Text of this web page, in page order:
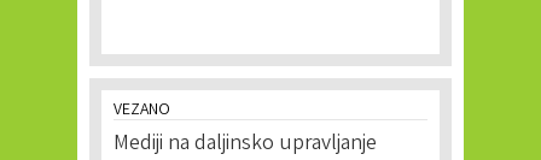
VEZANO
Mediji na daljinsko upravljanje